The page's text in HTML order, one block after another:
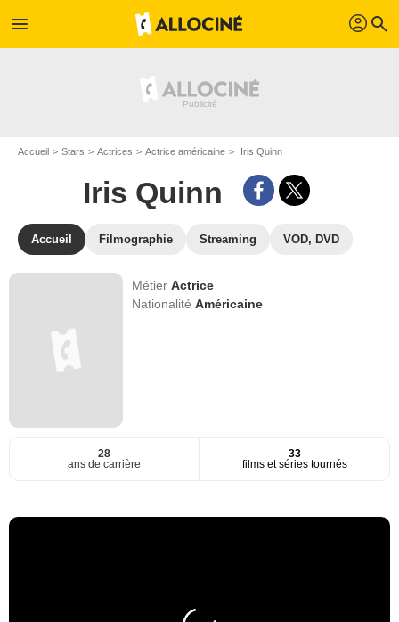
menu profil search
Accueil Stars Actrices Actrice américaine Iris Quinn
Iris Quinn
Accueil Filmographie Streaming VOD, DVD
MétierActrice
NationalitéAméricaine
28
ans de carrière
33
films et séries tournés